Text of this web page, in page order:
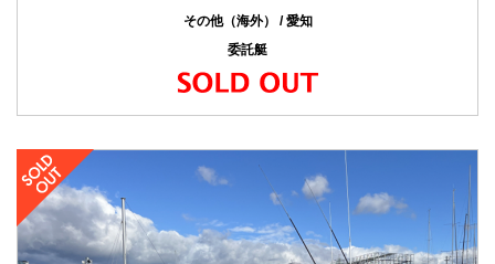
その他（海外） / 愛知
委託艇